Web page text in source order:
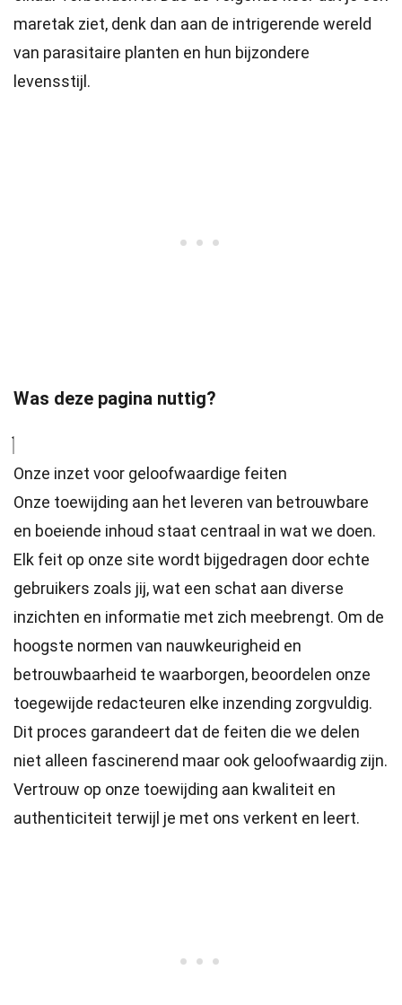
maretak ziet, denk dan aan de intrigerende wereld
van parasitaire planten en hun bijzondere
levensstijl.
Was deze pagina nuttig?
Onze inzet voor geloofwaardige feiten
Onze toewijding aan het leveren van betrouwbare
en boeiende inhoud staat centraal in wat we doen.
Elk feit op onze site wordt bijgedragen door echte
gebruikers zoals jij, wat een schat aan diverse
inzichten en informatie met zich meebrengt. Om de
hoogste normen van nauwkeurigheid en
betrouwbaarheid te waarborgen, beoordelen onze
toegewijde redacteuren elke inzending zorgvuldig.
Dit proces garandeert dat de feiten die we delen
niet alleen fascinerend maar ook geloofwaardig zijn.
Vertrouw op onze toewijding aan kwaliteit en
authenticiteit terwijl je met ons verkent en leert.